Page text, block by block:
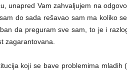
unapred Vam zahvaljujem na
do sada rešavao sam ma koliko
da preguram sve sam, to je i
zagarantovana.
koji se bave problemima mladih